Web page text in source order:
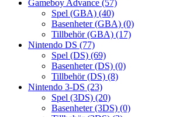
Gameboy Advance (57)
Spel (GBA) (40)
Basenheter (GBA) (0)
Tillbehör (GBA) (17)
Nintendo DS (77)
Spel (DS) (69)
Basenheter (DS) (0)
Tillbehör (DS) (8)
Nintendo 3-DS (23)
Spel (3DS) (20)
Basenheter (3DS) (0)